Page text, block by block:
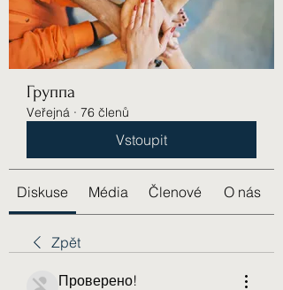
Группа
Veřejná · 76 členů
Vstoupit
Diskuse Média Členové O nás
Zpět
Проверено!